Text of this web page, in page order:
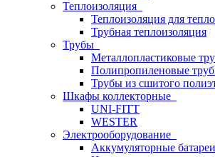
Теплоизоляция
Теплоизоляция для
Трубная теплоизоляция
Трубы
Металлопластиковые
Полипропиленовые
Трубы из сшитого
Шкафы коллекторные
UNI-FITT
WESTER
Электрооборудование
Аккумуляторные батареи